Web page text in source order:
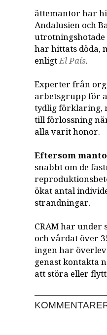
ättemantor har
Andalusien och
utrotningshotade
har hittats döda,
enligtEl País.
Experter från
arbetsgrupp för
tydlig förklaring,
till förlossning
alla varit honor.
Eftersom
snabbt om de
ökat antal
strandningar.
CRAM har
och vårdat över
ingen har
genast kontakta
att störa eller